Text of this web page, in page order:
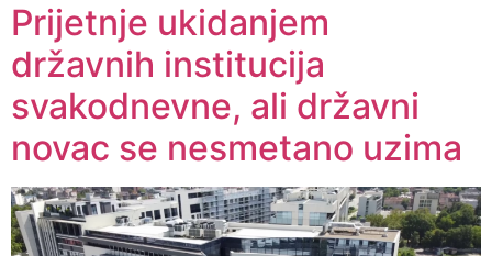
Prijetnje ukidanjem
državnih institucija
svakodnevne, ali državni
novac se nesmetano uzima